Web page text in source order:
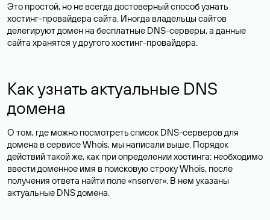
Это простой, но не всегда достоверный способ узнать
хостинг-провайдера сайта. Иногда владельцы сайтов
делегируют домен на бесплатные DNS-серверы, а данные
сайта хранятся у другого хостинг-провайдера.
Как узнать актуальные DNS
домена
О том, где можно посмотреть список DNS-серверов для
домена в сервисе Whois, мы написали выше. Порядок
действий такой же, как при определении хостинга: необходимо
ввести доменное имя в поисковую строку Whois, после
получения ответа найти поле «nserver». В нем указаны
актуальные DNS домена.